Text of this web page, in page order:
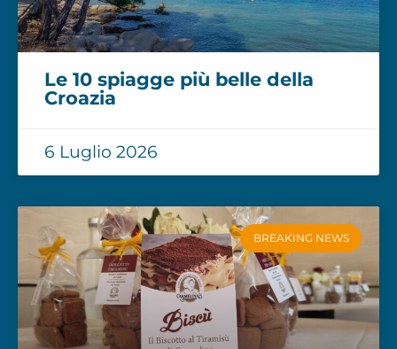
Le 10 spiagge più belle della
Croazia
6 Luglio 2026
BREAKING NEWS